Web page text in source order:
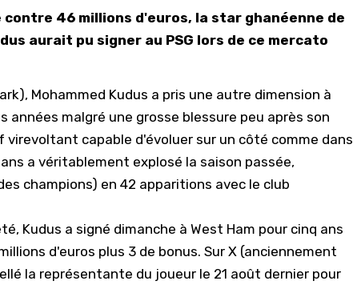
contre 46 millions d'euros, la star ghanéenne de
aurait pu signer au PSG lors de ce mercato
Mohammed Kudus a pris une autre dimension à
années malgré une grosse blessure peu après son
virevoltant capable d'évoluer sur un côté comme dans
a véritablement explosé la saison passée,
champions) en 42 apparitions avec le club
Kudus a signé dimanche à West Ham pour cinq ans
d'euros plus 3 de bonus. Sur X (anciennement
la représentante du joueur le 21 août dernier pour